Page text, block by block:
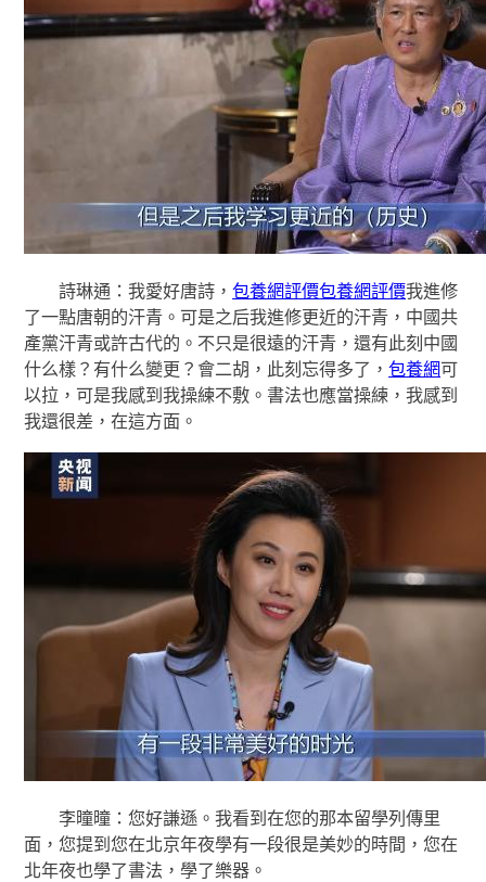
詩琳通：我愛好唐詩，包養網評價包養網評價我進修
了一點唐朝的汗青。可是之后我進修更近的汗青，中國共
產黨汗青或許古代的。不只是很遠的汗青，還有此刻中國
什么樣？有什么變更？會二胡，此刻忘得多了，包養網可
以拉，可是我感到我操練不敷。書法也應當操練，我感到
我還很差，在這方面。
李曈曈：您好謙遜。我看到在您的那本留學列傳里
面，您提到您在北京年夜學有一段很是美妙的時間，您在
北年夜也學了書法，學了樂器。